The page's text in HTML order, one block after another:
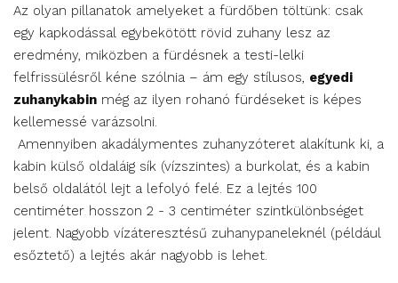
Az olyan pillanatok amelyeket a fürdőben töltünk: csak
egy kapkodással egybekötött rövid zuhany lesz az
eredmény, miközben a fürdésnek a testi-lelki
felfrissülésről kéne szólnia – ám egy stílusos, egyedi
zuhanykabin még az ilyen rohanó fürdéseket is képes
kellemessé varázsolni.
Amennyiben akadálymentes zuhanyzóteret alakítunk ki, a
kabin külső oldaláig sík (vízszintes) a burkolat, és a kabin
belső oldalától lejt a lefolyó felé. Ez a lejtés 100
centiméter hosszon 2 - 3 centiméter szintkülönbséget
jelent. Nagyobb vízáteresztésű zuhanypaneleknél (például
esőztető) a lejtés akár nagyobb is lehet.